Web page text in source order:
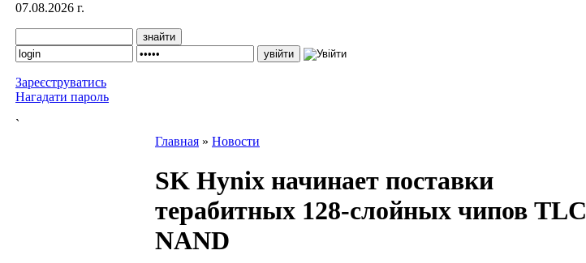
07.08.2026 г.
Зареєструватись
Нагадати пароль
`
Главная » Новости
SK Hynix начинает поставки
терабитных 128-слойных чипов TLC
NAND